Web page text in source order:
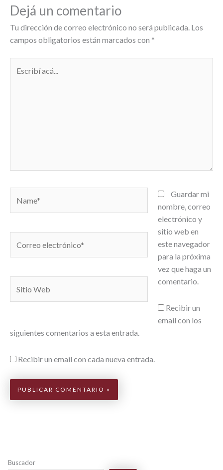
Dejá un comentario
Tu dirección de correo electrónico no será publicada. Los
campos obligatorios están marcados con *
acá...
electrónico*
Web
Guardar mi
nombre, correo
electrónico y
sitio web en
este navegador
para la próxima
vez que haga un
comentario.
Recibir un
email con los
siguientes comentarios a esta entrada.
Recibir un email con cada nueva entrada.
Buscador